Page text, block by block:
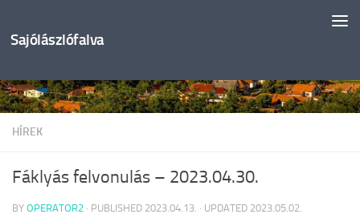
Sajólászlófalva
HÍREK
Fáklyás felvonulás – 2023.04.30.
BY OPERATOR2 · PUBLISHED 2023.04.13. · UPDATED 2023.05.02.